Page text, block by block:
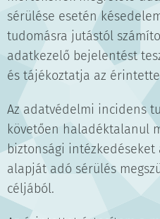
sérülése esetén
tudomásra jutástól
adatkezelő bejelentést
és tájékoztatja az
Az adatvédelmi incidens
követően haladéktalanul
biztonsági
alapját adó sérülés
céljából.